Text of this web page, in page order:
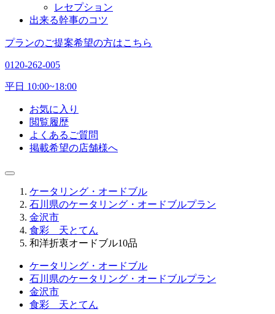
レセプション
出来る幹事のコツ
プランのご提案希望の方はこちら
0120-262-005
平日 10:00~18:00
お気に入り
閲覧履歴
よくあるご質問
掲載希望の店舗様へ
ケータリング・オードブル
石川県のケータリング・オードブルプラン
金沢市
食彩 天とてん
和洋折衷オードブル10品
ケータリング・オードブル
石川県のケータリング・オードブルプラン
金沢市
食彩 天とてん